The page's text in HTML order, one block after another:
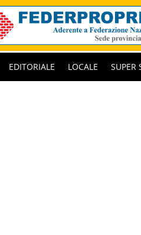
EDITORIALE LOCALE SUPER